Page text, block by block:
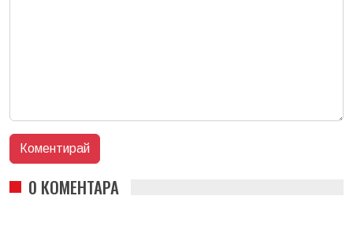
0 КОМЕНТАРА